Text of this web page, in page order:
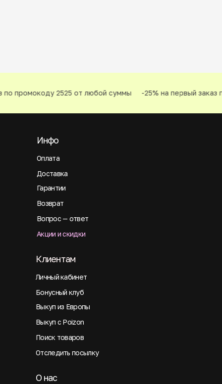
промокоду 2525 от любой суммы -25% на первый заказ
Оплата
Инфо
Доставка
Гарантии
Возврат
Вопрос — ответ
Акции и скидки
Личный кабинет
Клиентам
Бонусный клуб
Выкуп из Европы
Выкуп с Poizon
Поиск товаров
Отследить посылку
О нас